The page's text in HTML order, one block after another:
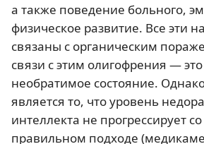
а также поведение больного,
физическое развитие. Все эти
связаны с органическим
связи с этим олигофрения —
необратимое состояние.
является то, что уровень
интеллекта не прогрессирует
правильном подходе